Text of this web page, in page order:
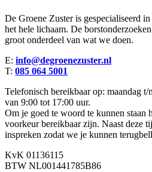
De Groene Zuster is gespecialiseerd
het hele lichaam. De
groot onderdeel van wat we doen.
E: info@degroenezuster.nl
T: 085 064 5001
Telefonisch bereikbaar op: maandag
van 9:00 tot 17:00 uur.
Om je goed te woord te kunnen staan
voorkeur bereikbaar zijn. Naast deze
inspreken zodat we je kunnen
KvK 01136115
BTW NL001441785B86